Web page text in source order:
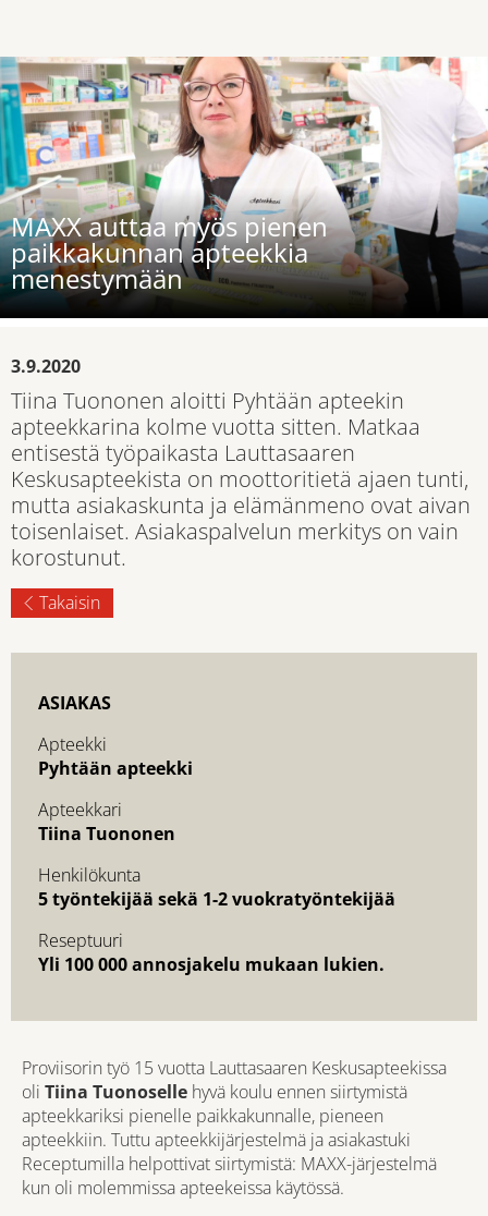
MAXX auttaa myös pienen
paikkakunnan apteekkia
menestymään
3.9.2020
Tiina Tuononen aloitti Pyhtään apteekin
apteekkarina kolme vuotta sitten. Matkaa
entisestä työpaikasta Lauttasaaren
Keskusapteekista on moottoritietä ajaen tunti,
mutta asiakaskunta ja elämänmeno ovat aivan
toisenlaiset. Asiakaspalvelun merkitys on vain
korostunut.
Takaisin
ASIAKAS
Apteekki
Pyhtään apteekki
Apteekkari
Tiina Tuononen
Henkilökunta
5 työntekijää sekä 1-2 vuokratyöntekijää
Reseptuuri
Yli 100 000 annosjakelu mukaan lukien.
Proviisorin työ 15 vuotta Lauttasaaren Keskusapteekissa
oli Tiina Tuonoselle hyvä koulu ennen siirtymistä
apteekkariksi pienelle paikkakunnalle, pieneen
apteekkiin. Tuttu apteekkijärjestelmä ja asiakastuki
Receptumilla helpottivat siirtymistä: MAXX-järjestelmä
kun oli molemmissa apteekeissa käytössä.